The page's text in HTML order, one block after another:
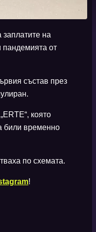
на
пандемията от
състав през
която
били временно
по схемата.
!